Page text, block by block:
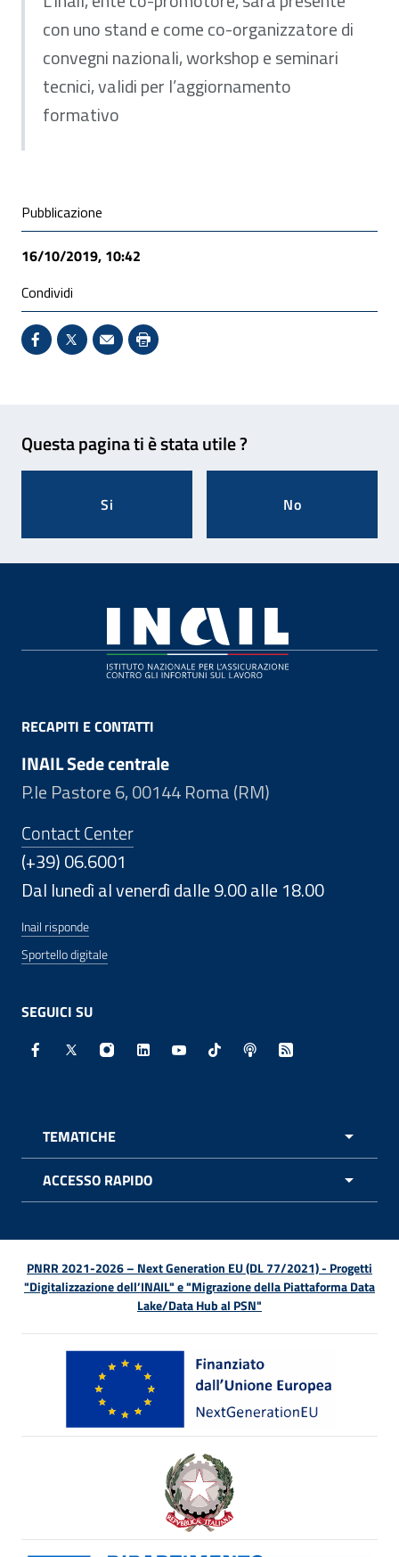
con uno stand e come co-organizzatore di
convegni nazionali, workshop e seminari
tecnici, validi per l’aggiornamento
formativo
Condivisione social
Pubblicazione
16/10/2019, 10:42
Condividi
Condividi su Facebook - Sito esterno - Apertura in
X - Sito esterno - Apertura in nuova finestra
Invio Mail: apre il programma di posta
Stampa pagina: scelta meno
Questa pagina ti è stata utile ?
Si No
RECAPITI E CONTATTI
INAIL Sede centrale
P.le Pastore 6, 00144 Roma (RM)
Contact Center
(+39) 06.6001
Dal lunedì al venerdì dalle 9.00 alle 18.00
Inail risponde
Sportello digitale
SEGUICI SU
Facebook - Sito esterno - Apertura in nuova finestra
X - Sito esterno - Apertura in nuova finestra
Instagram - Sito esterno - Apertura in
Linkedin - Sito esterno - Apertura in
Youtube - Sito esterno -
TikTok - Sito esterno -
Spreaker - Sito
Feed RSS -
TEMATICHE
ACCESSO RAPIDO
PNRR 2021-2026 – Next Generation EU (DL 77/2021) - Progetti
"Digitalizzazione dell’INAIL" e "Migrazione della Piattaforma Data
Lake/Data Hub al PSN"